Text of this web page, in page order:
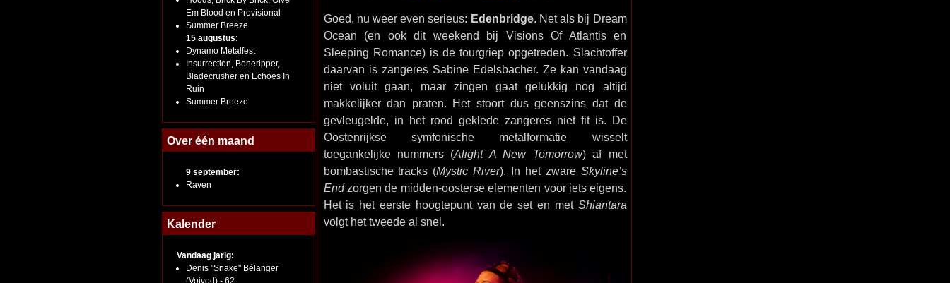
Em Blood en Provisional
Summer Breeze
15 augustus:
Dynamo Metalfest
Insurrection, Boneripper,
Bladecrusher en Echoes In
Ruin
Summer Breeze
Over één maand
9 september:
Raven
Kalender
Vandaag jarig:
Denis "Snake" Bélanger
(Voivod) - 62
Goed, nu weer even serieus: Edenbridge. Net als bij Dream
Ocean (en ook dit weekend bij Visions Of Atlantis en
Sleeping Romance) is de tourgriep opgetreden. Slachtoffer
daarvan is zangeres Sabine Edelsbacher. Ze kan vandaag
niet voluit gaan, maar zingen gaat gelukkig nog altijd
makkelijker dan praten. Het stoort dus geenszins dat de
gevleugelde, in het rood geklede zangeres niet fit is. De
Oostenrijkse symfonische metalformatie wisselt
toegankelijke nummers (Alight A New Tomorrow) af met
bombastische tracks (Mystic River). In het zware Skyline’s
Endzorgen de midden-oosterse elementen voor iets eigens.
Het is het eerste hoogtepunt van de set en met Shiantara
volgt het tweede al snel.